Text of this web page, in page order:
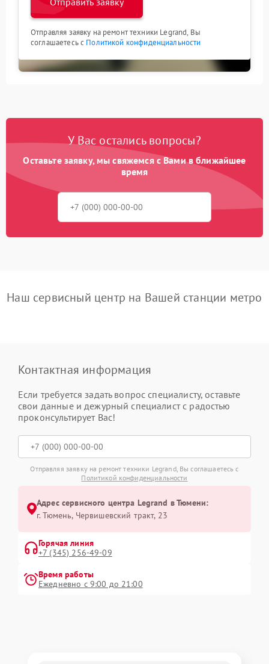
Отправляя заявку на ремонт техники Legrand, Вы
соглашаетесь с Политикой конфиденциальности
У Вас остались вопросы?
Оставьте заявку, мы свяжемся с Вами в ближайшее
время
Наш сервисный центр на Вашей станции метро
Контактная информация
Если требуется задать вопрос специалисту, оставьте
свои данные и дежурный специалист с радостью
проконсультирует Вас!
Отправляя заявку на ремонт техники Legrand, Вы соглашаетесь с
Политикой конфиденциальности
Адрес сервисного центра Legrand в Тюмени:
г. Тюмень, ​Червишевский тракт, 23
Горячая линия
+7 (345) 256-49-09
Время работы
Ежедневно с 9:00 до 21:00